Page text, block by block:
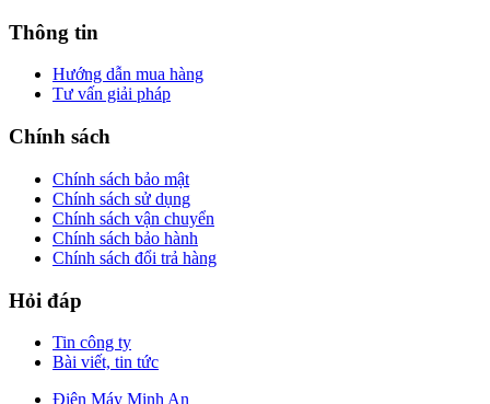
Thông tin
Hướng dẫn mua hàng
Tư vấn giải pháp
Chính sách
Chính sách bảo mật
Chính sách sử dụng
Chính sách vận chuyển
Chính sách bảo hành
Chính sách đổi trả hàng
Hỏi đáp
Tin công ty
Bài viết, tin tức
Điện Máy Minh An